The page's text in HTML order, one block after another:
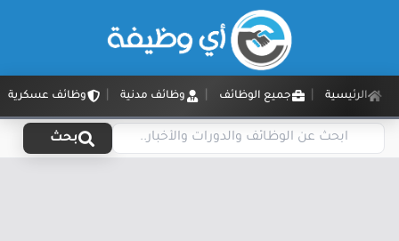
الرئيسية جميع الوظائف وظائف مدنية وظائف عسكرية
بحث